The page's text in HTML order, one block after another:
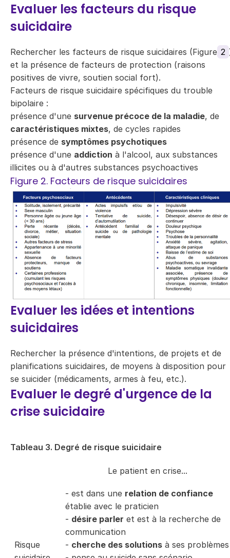
Evaluer les facteurs du risque
suicidaire
Rechercher les facteurs de risque suicidaires (Figure 2
et la présence de facteurs de protection (raisons
positives de vivre, soutien social fort).
Facteurs de risque suicidaire spécifiques du trouble
bipolaire :
présence d'une survenue précoce de la maladie, de
caractéristiques mixtes, de cycles rapides
présence de symptômes psychotiques
présence d'une addiction à l'alcool, aux substances
illicites ou à d'autres substances psychoactives
Figure 2. Facteurs de risque suicidaires
Evaluer les idées et intentions
suicidaires
Rechercher la présence d'intentions, de projets et de
planifications suicidaires, de moyens à disposition pour
se suicider (médicaments, armes à feu, etc.).
Evaluer le degré d'urgence de la
crise suicidaire
Tableau 3. Degré de risque suicidaire
Le patient en crise...
Risque
- est dans une relation de confiance
établie avec le praticien
- désire parler et est à la recherche de
communication
- cherche des solutions à ses problèmes